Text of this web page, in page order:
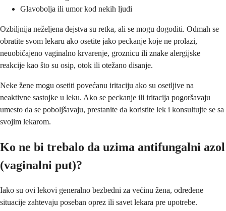
Glavobolja ili umor kod nekih ljudi
Ozbiljnija neželjena dejstva su retka, ali se mogu dogoditi. Odmah se
obratite svom lekaru ako osetite jako peckanje koje ne prolazi,
neuobičajeno vaginalno krvarenje, groznicu ili znake alergijske
reakcije kao što su osip, otok ili otežano disanje.
Neke žene mogu osetiti povećanu iritaciju ako su osetljive na
neaktivne sastojke u leku. Ako se peckanje ili iritacija pogoršavaju
umesto da se poboljšavaju, prestanite da koristite lek i konsultujte se sa
svojim lekarom.
Ko ne bi trebalo da uzima antifungalni azol
(vаginalni put)?
Iako su ovi lekovi generalno bezbedni za većinu žena, određene
situacije zahtevaju poseban oprez ili savet lekara pre upotrebe.